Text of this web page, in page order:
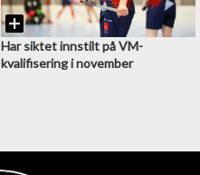
Har siktet innstilt på VM-
kvalifisering i november